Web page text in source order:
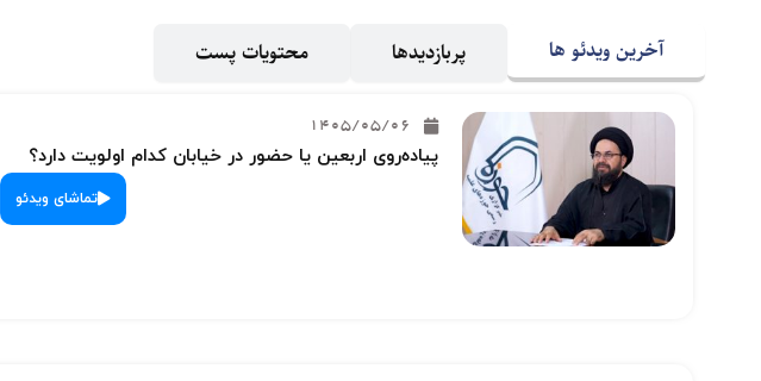
آخرین ویدئو ها پربازدیدها محتویات پست
1405/05/06
پیاده‌روی اربعین یا حضور در خیابان کدام اولویت دارد؟
تماشای ویدئو